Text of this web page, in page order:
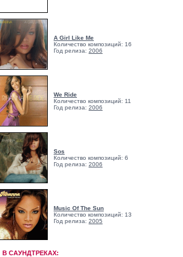
A Girl Like Me
Количество композиций: 16
Год релиза: 2006
We Ride
Количество композиций: 11
Год релиза: 2006
Sos
Количество композиций: 6
Год релиза: 2006
Music Of The Sun
Количество композиций: 13
Год релиза: 2005
В САУНДТРЕКАХ: